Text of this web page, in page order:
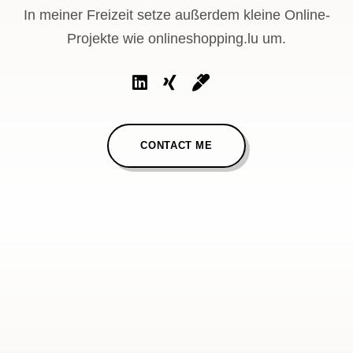
In meiner Freizeit setze außerdem kleine Online-
Projekte wie onlineshopping.lu um.
CONTACT ME